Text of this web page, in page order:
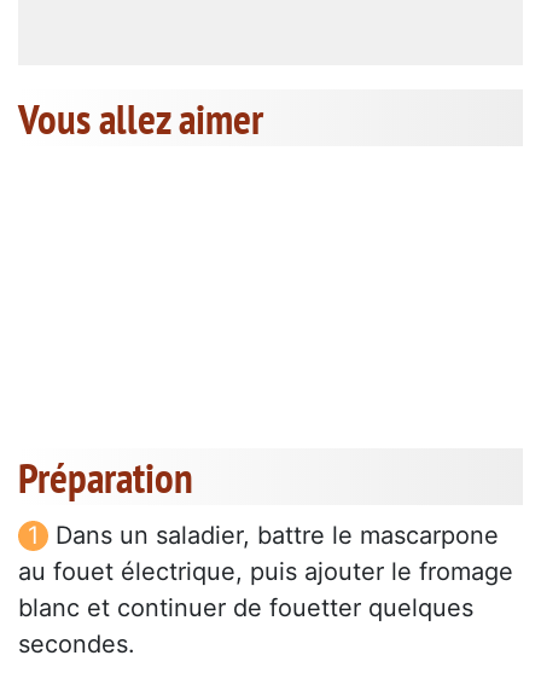
Vous allez aimer
Préparation
Dans un saladier, battre le mascarpone
au fouet électrique, puis ajouter le fromage
blanc et continuer de fouetter quelques
secondes.